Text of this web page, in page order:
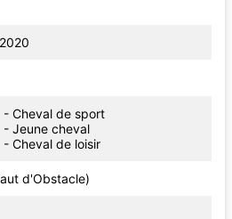
2020
- Cheval de sport
- Jeune cheval
- Cheval de loisir
d'Obstacle)